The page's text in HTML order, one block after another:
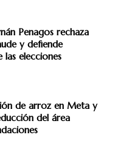
Penagos rechaza
y defiende
las elecciones
de arroz en Meta y
del área